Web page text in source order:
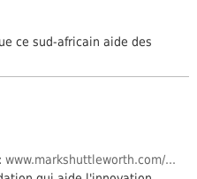
ce sud-africain aide des
www.markshuttleworth.com/...